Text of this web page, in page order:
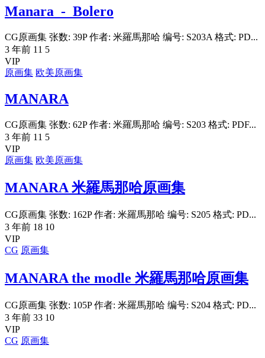
Manara_-_Bolero
CG原画集 张数: 39P 作者: 米羅馬那哈 编号: S203A 格式: PD...
3 年前 11 5
VIP
原画集 欧美原画集
MANARA
CG原画集 张数: 62P 作者: 米羅馬那哈 编号: S203 格式: PDF...
3 年前 11 5
VIP
原画集 欧美原画集
MANARA 米羅馬那哈原画集
CG原画集 张数: 162P 作者: 米羅馬那哈 编号: S205 格式: PD...
3 年前 18 10
VIP
CG 原画集
MANARA the modle 米羅馬那哈原画集
CG原画集 张数: 105P 作者: 米羅馬那哈 编号: S204 格式: PD...
3 年前 33 10
VIP
CG 原画集